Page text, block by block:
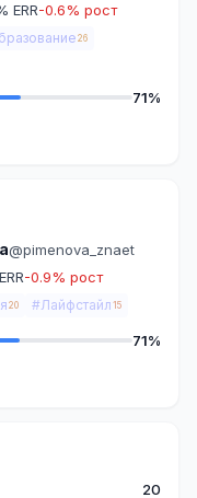
ERR-0.6% рост
26
71%
@pimenova_znaet
-0.9% рост
20 #Лайфстайл 15
71%
20